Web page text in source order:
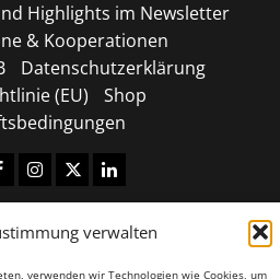
verwalten
verwenden wir Technologien wie Cookies, um
Highlights im Newsletter
& Kooperationen
Datenschutzerklärung
(EU)
Shop
Instagram
X LinkedIN
reserved.|MoreNews
by